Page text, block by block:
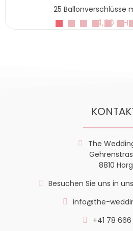
25 Ballonverschlüsse
4,20 CHF
The
8810
Besuchen Sie uns in
info@the-
+41 78 666